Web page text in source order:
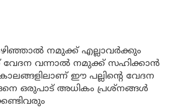
നമുക്ക് എല്ലാവർക്കും
വന്നാൽ നമുക്ക് സഹിക്കാൻ
ഈ പല്ലിന്റെ വേദന
ഒരുപാട് അധികം പ്രശ്നങ്ങൾ